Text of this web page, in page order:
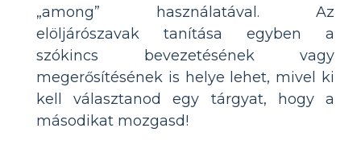
„among” használatával. Az
elöljárószavak tanítása egyben a
szókincs bevezetésének vagy
megerősítésének is helye lehet, mivel ki
kell választanod egy tárgyat, hogy a
másodikat mozgasd!